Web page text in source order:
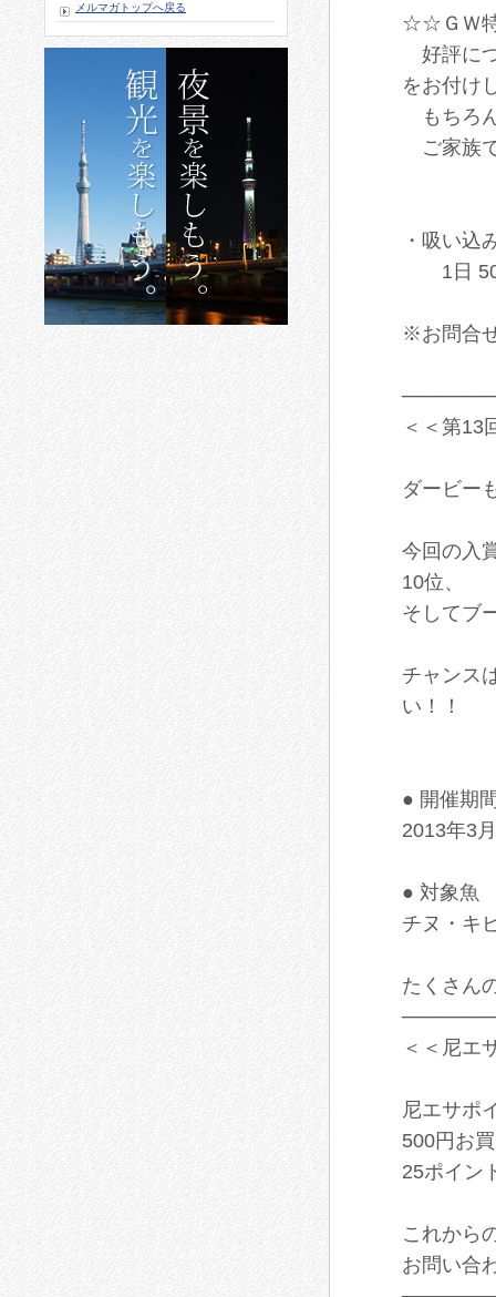
メルマガトップへ戻る
☆☆ＧＷ
好評に
をお付け
もちろ
ご家族
・吸い込
1日
※お問合
＜＜第13
ダービー
今回の入
10位、
そしてブ
チャンス
い！！
● 開催期
2013年3
● 対象魚
チヌ・キ
たくさん
＜＜尼エ
尼エサポ
500円お
25ポイン
これから
お問い合